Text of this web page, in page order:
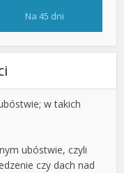
Na 45 dni
w takich
ubóstwie, czyli
czy dach nad